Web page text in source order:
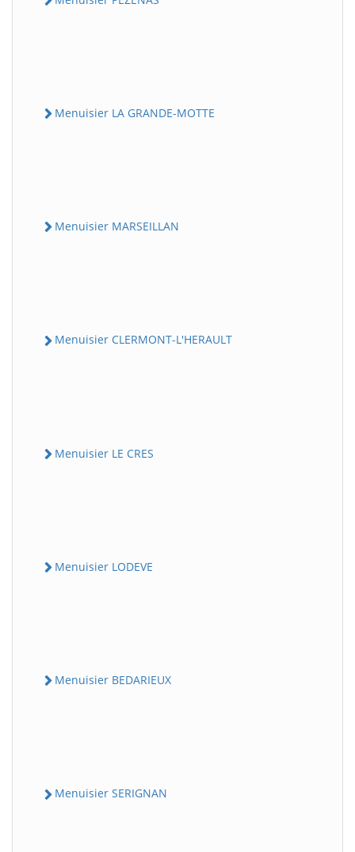
Menuisier LA GRANDE-MOTTE
Menuisier MARSEILLAN
Menuisier CLERMONT-L'HERAULT
Menuisier LE CRES
Menuisier LODEVE
Menuisier BEDARIEUX
Menuisier SERIGNAN